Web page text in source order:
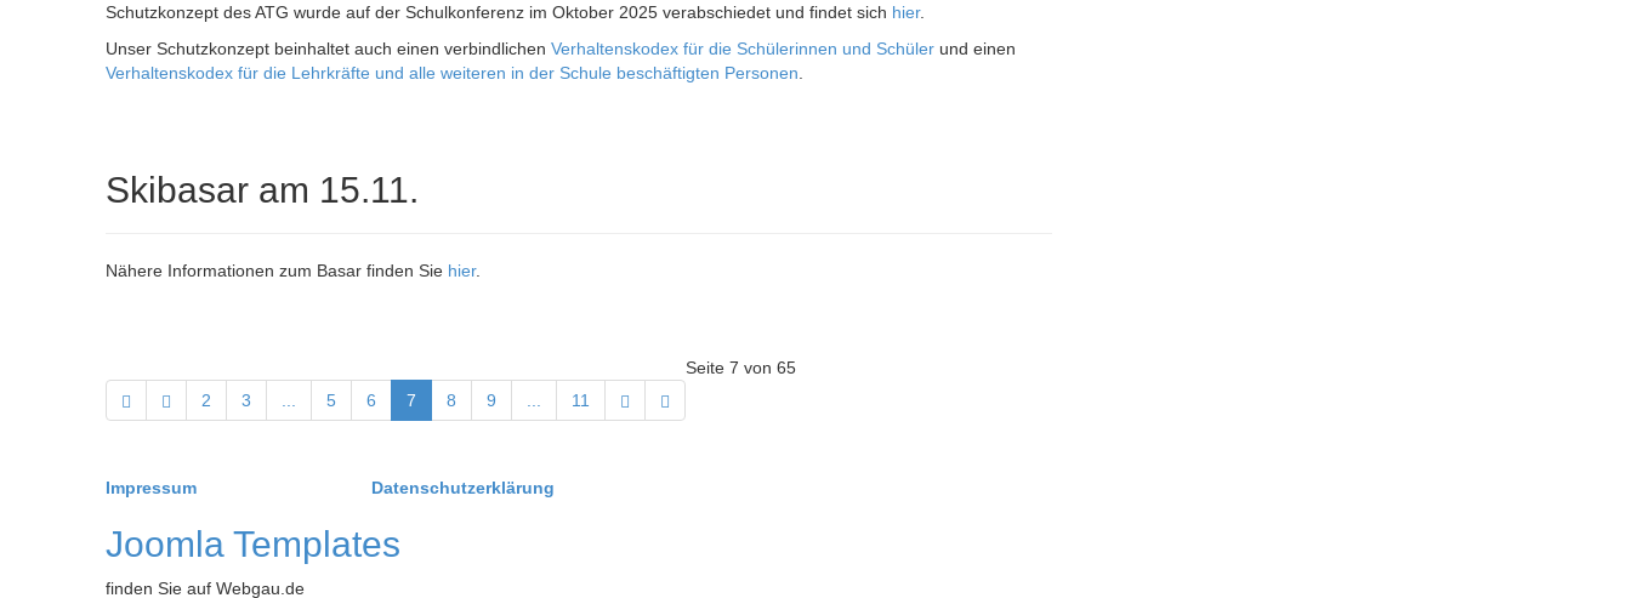
Schutzkonzept des ATG wurde auf der Schulkonferenz im Oktober 2025 verabschiedet und findet sich hier.
Unser Schutzkonzept beinhaltet auch einen verbindlichen Verhaltenskodex für die Schülerinnen und Schüler und einen
Verhaltenskodex für die Lehrkräfte und alle weiteren in der Schule beschäftigten Personen.
Skibasar am 15.11.
Nähere Informationen zum Basar finden Sie hier.
Seite 7 von 65
2
3 ... 5 6 7 8 9 ... 11
Impressum Datenschutzerklärung
Joomla Templates
finden Sie auf Webgau.de